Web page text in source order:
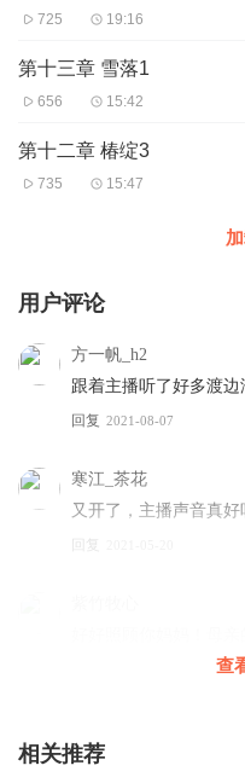
725 19:16
第十三章 雪落1
656 15:42
第十二章 椿绽3
735 15:47
用户评论
方一帆_h2
跟着主播听了好多渡
回复 2021-08-07
寒江_茶花
又开了，主播声音真
回复
天使之翼的坚强，战
秘密是谎言的开始，开
查
相关推荐